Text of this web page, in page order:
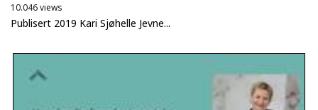
10.046 views
Publisert 2019 Kari Sjøhelle Jevne...